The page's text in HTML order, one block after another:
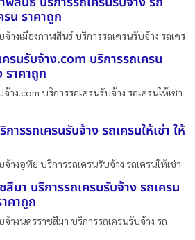
รน ราคาถูก
างเมืองกาฬสินธ์ บริการรถเครนรับจ้าง รถเคร
รนรับจ้าง.com บริการรถเครน
ราคาถูก
าง.com บริการรถเครนรับจ้าง รถเครนให้เช่า
ารรถเครนรับจ้าง รถเครนให้เช่า ให้
างอุทัย บริการรถเครนรับจ้าง รถเครนให้เช่า
มา บริการรถเครนรับจ้าง รถเครน
าคาถูก
างนครราชสีมา บริการรถเครนรับจ้าง รถ